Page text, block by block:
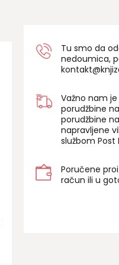
Tu smo da
nedoumica,
Važno nam
porudžbine
porudžbine
napravljene
službom
Poručene
račun ili u